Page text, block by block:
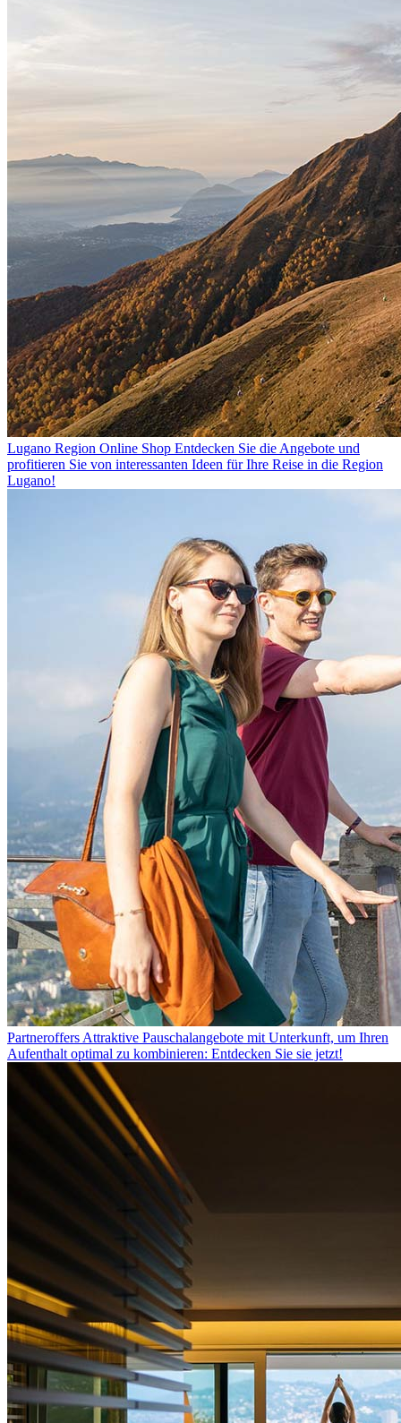
Lugano Region Online Shop Entdecken Sie die Angebote und
profitieren Sie von interessanten Ideen für Ihre Reise in die Region
Lugano!
Partneroffers Attraktive Pauschalangebote mit Unterkunft, um Ihren
Aufenthalt optimal zu kombinieren: Entdecken Sie sie jetzt!